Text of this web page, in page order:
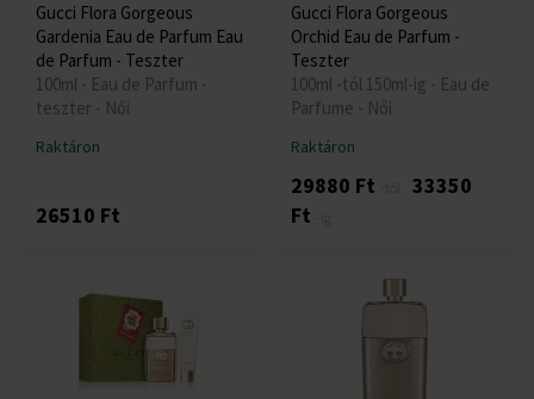
Gucci Flora Gorgeous
Gardenia Eau de Parfum Eau
de Parfum - Teszter
100ml - Eau de Parfum -
teszter - Női
Raktáron
26510 Ft
Gucci Flora Gorgeous
Orchid Eau de Parfum -
Teszter
100ml -tól 150ml-ig - Eau de
Parfume - Női
Raktáron
29880 Ft
33350
Ft